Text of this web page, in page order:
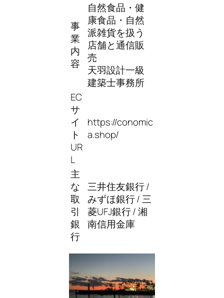
事
業
内
容
自然食品・健
康食品・自然
派雑貨を扱う
店舗と通信販
売
天羽設計一級
建築士事務所
EC
サ
イ
ト
UR
L
https://conomic
a.shop/
主
な
取
引
銀
行
三井住友銀行 /
みずほ銀行 / 三
菱UFJ銀行 / 湘
南信用金庫